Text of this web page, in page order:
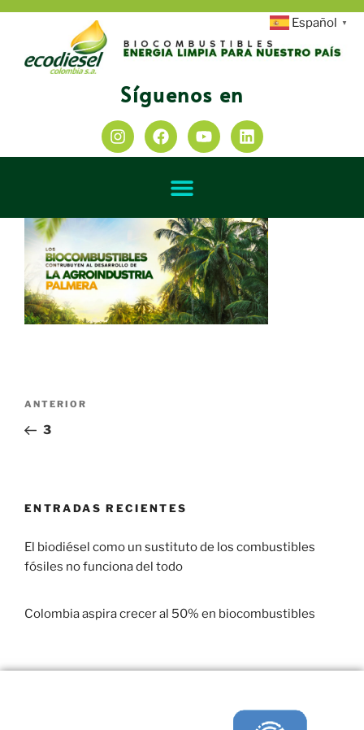
Síguenos en
ANTERIOR
3
ENTRADAS RECIENTES
El biodiésel como un sustituto de los combustibles
fósiles no funciona del todo
Colombia aspira crecer al 50% en biocombustibles
Español ▼